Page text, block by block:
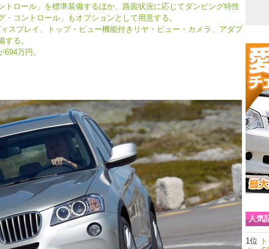
トロール」を標準装備するほか、路面状況に応じてダンピング特性
コントロール」もオプションとして用意する。
プレイ、トップ・ビュー機能付きリヤ・ビュー・カメラ、アダプ
る。
万円。
人気